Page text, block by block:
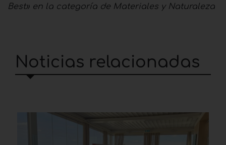
Best» en la categoría de Materiales y Naturaleza
Noticias relacionadas